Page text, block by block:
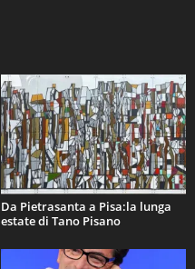
Da Pietrasanta a Pisa:la lunga
estate di Tano Pisano